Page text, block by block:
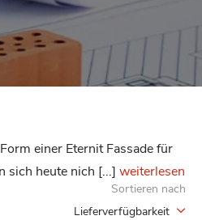
einer Eternit Fassade für
sich heute nich [...] weiterlesen
Sortieren nach
Lieferverfügbarkeit